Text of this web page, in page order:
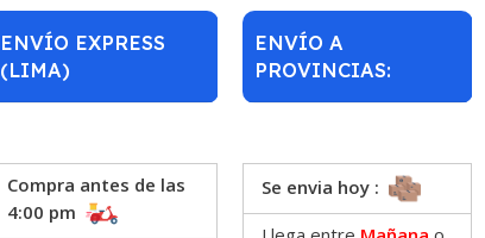
ENVÍO EXPRESS
(LIMA)
Compra antes de las
4:00 pm
ENVÍO A
PROVINCIAS:
Se envia hoy :